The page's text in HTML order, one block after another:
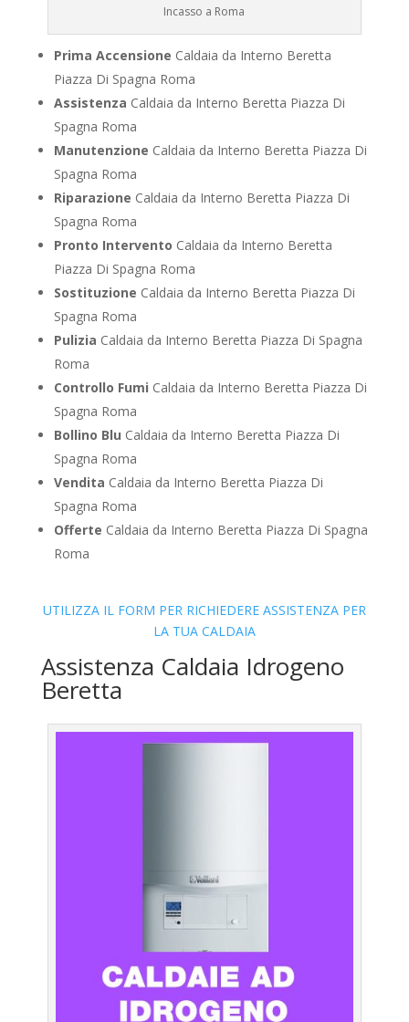
Incasso a Roma
Prima Accensione Caldaia da Interno Beretta
Piazza Di Spagna Roma
Assistenza Caldaia da Interno Beretta Piazza Di
Spagna Roma
Manutenzione Caldaia da Interno Beretta Piazza Di
Spagna Roma
Riparazione Caldaia da Interno Beretta Piazza Di
Spagna Roma
Pronto Intervento Caldaia da Interno Beretta
Piazza Di Spagna Roma
Sostituzione Caldaia da Interno Beretta Piazza Di
Spagna Roma
Pulizia Caldaia da Interno Beretta Piazza Di Spagna
Roma
Controllo Fumi Caldaia da Interno Beretta Piazza Di
Spagna Roma
Bollino Blu Caldaia da Interno Beretta Piazza Di
Spagna Roma
Vendita Caldaia da Interno Beretta Piazza Di
Spagna Roma
Offerte Caldaia da Interno Beretta Piazza Di Spagna
Roma
UTILIZZA IL FORM PER RICHIEDERE ASSISTENZA PER
LA TUA CALDAIA
Assistenza Caldaia Idrogeno
Beretta